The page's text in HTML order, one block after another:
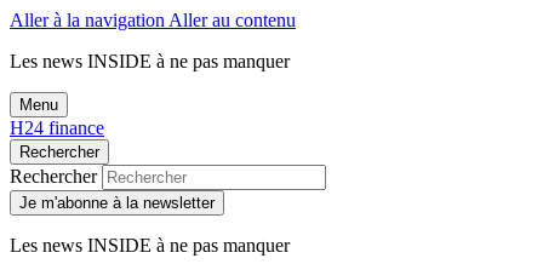
Aller à la navigation Aller au contenu
Les news INSIDE à ne pas manquer
Menu
H24 finance
Rechercher
Rechercher
Je m'abonne à la newsletter
Les news INSIDE à ne pas manquer